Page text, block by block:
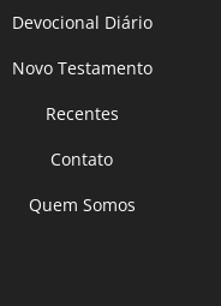
Devocional Diário
Novo Testamento
Recentes
Contato
Quem Somos